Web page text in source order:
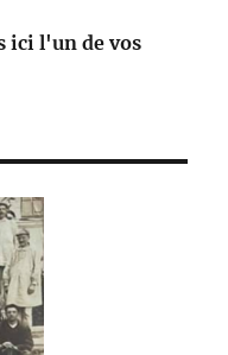
ici l'un de vos